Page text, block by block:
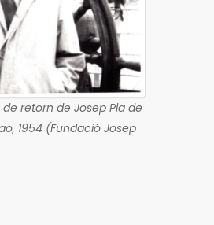
retorn de Josep Pla de
1954 (Fundació Josep